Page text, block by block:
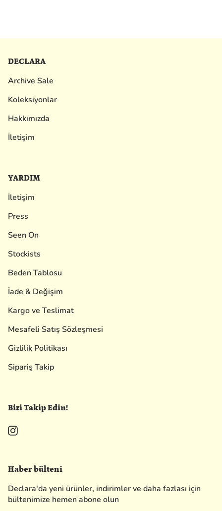
DECLARA
Archive Sale
Koleksiyonlar
Hakkımızda
İletişim
YARDIM
İletişim
Press
Seen On
Stockists
Beden Tablosu
İade & Değişim
Kargo ve Teslimat
Mesafeli Satış Sözleşmesi
Gizlilik Politikası
Sipariş Takip
Bizi Takip Edin!
Instagram
Haber bülteni
Declara'da yeni ürünler, indirimler ve daha fazlası için
bültenimize hemen abone olun